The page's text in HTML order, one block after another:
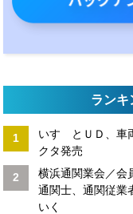
ランキ
いすゞとＵＤ、車
クタ発売
横浜通関業会／会
通関士、通関従業
いく